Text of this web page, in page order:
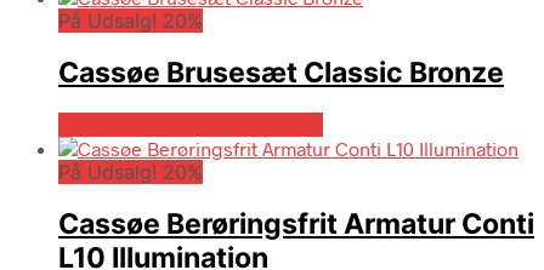
På Udsalg! 20%
Cassøe Brusesæt Classic Bronze
På Udsalg! 20%
Cassøe Berøringsfrit Armatur Conti
L10 Illumination